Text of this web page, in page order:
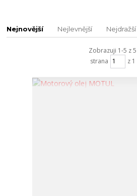
Nejnovější Nejlevnější Nejdražší
Zobrazuji 1-5 z 5
strana
z 1